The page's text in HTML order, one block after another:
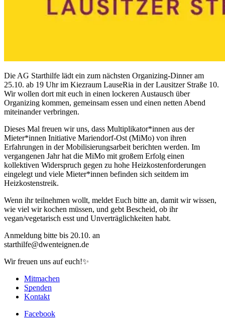
Die AG Starthilfe lädt ein zum nächsten Organizing-Dinner am
25.10. ab 19 Uhr im Kiezraum LauseRia in der Lausitzer Straße 10.
Wir wollen dort mit euch in einen lockeren Austausch über
Organizing kommen, gemeinsam essen und einen netten Abend
miteinander verbringen.
Dieses Mal freuen wir uns, dass Multiplikator*innen aus der
Mieter*innen Initiative Mariendorf-Ost (MiMo) von ihren
Erfahrungen in der Mobilisierungsarbeit berichten werden. Im
vergangenen Jahr hat die MiMo mit großem Erfolg einen
kollektiven Widerspruch gegen zu hohe Heizkostenforderungen
eingelegt und viele Mieter*innen befinden sich seitdem im
Heizkostenstreik.
Wenn ihr teilnehmen wollt, meldet Euch bitte an, damit wir wissen,
wie viel wir kochen müssen, und gebt Bescheid, ob ihr
vegan/vegetarisch esst und Unverträglichkeiten habt.
Anmeldung bitte bis 20.10. an
starthilfe@dwenteignen.de
Wir freuen uns auf euch!✨
Mitmachen
Spenden
Kontakt
Facebook